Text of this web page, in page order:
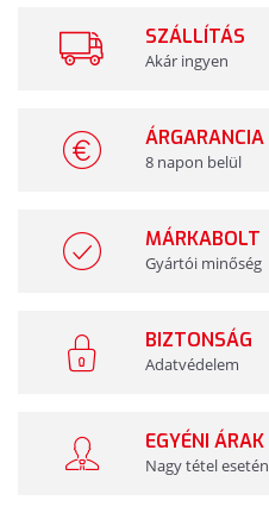
SZÁLLÍTÁS
Akár ingyen
ÁRGARANCIA
8 napon belül
MÁRKABOLT
Gyártói minőség
BIZTONSÁG
Adatvédelem
EGYÉNI ÁRAK
Nagy tétel esetén